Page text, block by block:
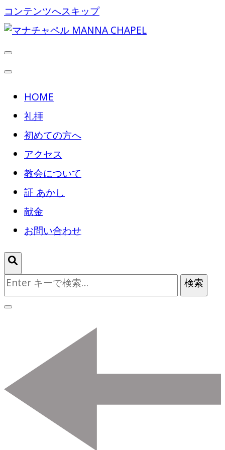
コンテンツへスキップ
マナチャペル MANNA CHAPEL
HOME
礼拝
初めての方へ
アクセス
教会について
証 あかし
献金
お問い合わせ
な
に
し
で